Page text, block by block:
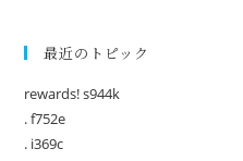
最近のトピック
rewards! s944k
. f752e
. i369c